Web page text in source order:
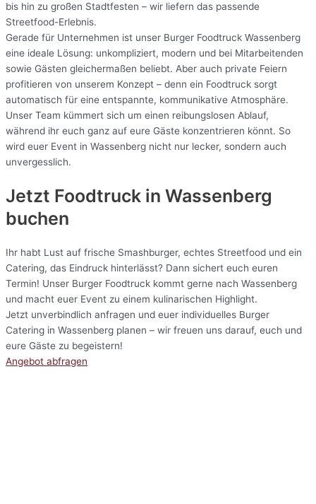
bis hin zu großen Stadtfesten – wir liefern das passende
Streetfood-Erlebnis.
Gerade für Unternehmen ist unser Burger Foodtruck Wassenberg
eine ideale Lösung: unkompliziert, modern und bei Mitarbeitenden
sowie Gästen gleichermaßen beliebt. Aber auch private Feiern
profitieren von unserem Konzept – denn ein Foodtruck sorgt
automatisch für eine entspannte, kommunikative Atmosphäre.
Unser Team kümmert sich um einen reibungslosen Ablauf,
während ihr euch ganz auf eure Gäste konzentrieren könnt. So
wird euer Event in Wassenberg nicht nur lecker, sondern auch
unvergesslich.
Jetzt Foodtruck in Wassenberg
buchen
Ihr habt Lust auf frische Smashburger, echtes Streetfood und ein
Catering, das Eindruck hinterlässt? Dann sichert euch euren
Termin! Unser Burger Foodtruck kommt gerne nach Wassenberg
und macht euer Event zu einem kulinarischen Highlight.
Jetzt unverbindlich anfragen und euer individuelles Burger
Catering in Wassenberg planen – wir freuen uns darauf, euch und
eure Gäste zu begeistern!
Angebot abfragen